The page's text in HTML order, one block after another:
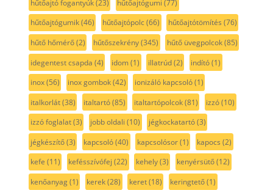
hűtőajtó fogantyúk(23) hűtőajtógumi (77)
hűtőajtógumik(46) hűtőajtópolc(66) hűtőajtótömítés (76)
hűtő hőmérő(2) hűtőszekrény(345) hűtő üvegpolcok(85)
idegentest csapda (4) idom(1) illatrúd(2) indító(1)
inox(56) inox gombok(42) ionizáló kapcsoló(1)
italkorlát(38) italtartó(85) italtartópolcok(81) izzó(10)
izzó foglalat(3) jobb oldali (10) jégkockatartó(3)
jégkészítő(3) kapcsoló(40) kapcsolósor(1) kapocs (2)
kefe (11) kefésszívófej (22) kehely(3) kenyérsütő(12)
kenőanyag(1) kerek(28) keret(18) keringtető(1)